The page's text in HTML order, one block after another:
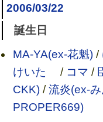
2006/03/22
誕生日
MA-YA(ex-花魁)/
けいた
/ コマ /
CKK)/流炎(ex-
PROPER669)